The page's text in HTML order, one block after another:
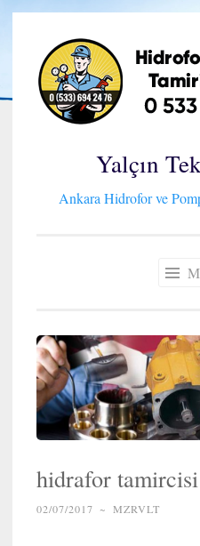
İçeriğe
geç
Yalçın
Ankara Hidrofor ve
hidrafor tamircisi
02/07/2017 ~ MZRVLT